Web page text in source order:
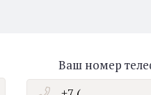
Ваш номер